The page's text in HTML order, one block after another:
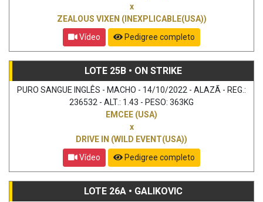
x
ZEALOUS VIXEN (INEXPLICABLE(USA))
Vídeo
Pedigree completo
LOTE 25B • ON STRIKE
PURO SANGUE INGLÊS - MACHO - 14/10/2022 - ALAZÃ - REG.:
236532 - ALT.: 1.43 - PESO: 363KG
EMCEE (USA)
x
DRIVE IN (WILD EVENT(USA))
Vídeo
Pedigree completo
LOTE 26A • GALIKOVIC